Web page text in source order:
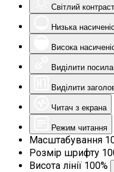
Світлий контраст
Низька
Висока
Виділити
Виділити
Читач з екрана
Режим читання
Масштабування
Розмір шрифту
Висота лінії 100%